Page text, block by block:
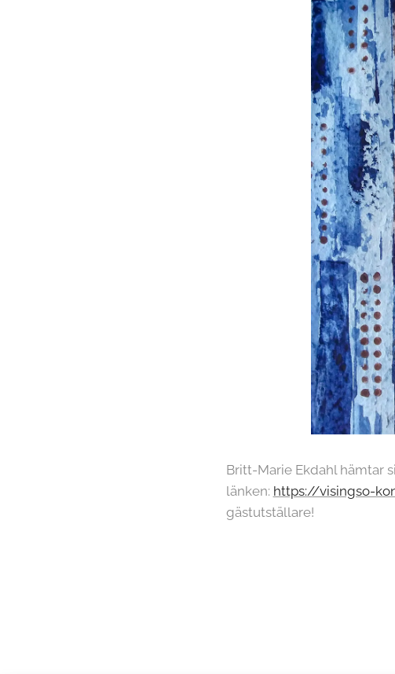
Britt-Marie Ekdahl hämtar
länken: https://visingso-
gästutställare!